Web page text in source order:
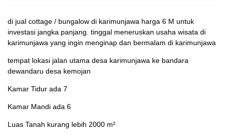
di jual cottage / bungalow di karimunjawa harga 6 M untuk
investasi jangka panjang. tinggal meneruskan usaha wisata di
karimunjawa yang ingin menginap dan bermalam di karimunjawa
tempat lokasi jalan utama desa karimunjawa ke bandara
dewandaru desa kemojan
Kamar Tidur ada 7
Kamar Mandi ada 6
Luas Tanah kurang lebih 2000 m²